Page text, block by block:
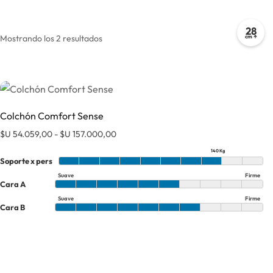
Mostrando los 2 resultados
28
cm ↑
Este
Colchón Comfort Sense
$U 54.059,00 - $U 157.000,00Rango de precios: desde $U 54.059,00
Soporte x pers
140 Kg
Cara A
Suave Firme
Cara B
Suave Firme